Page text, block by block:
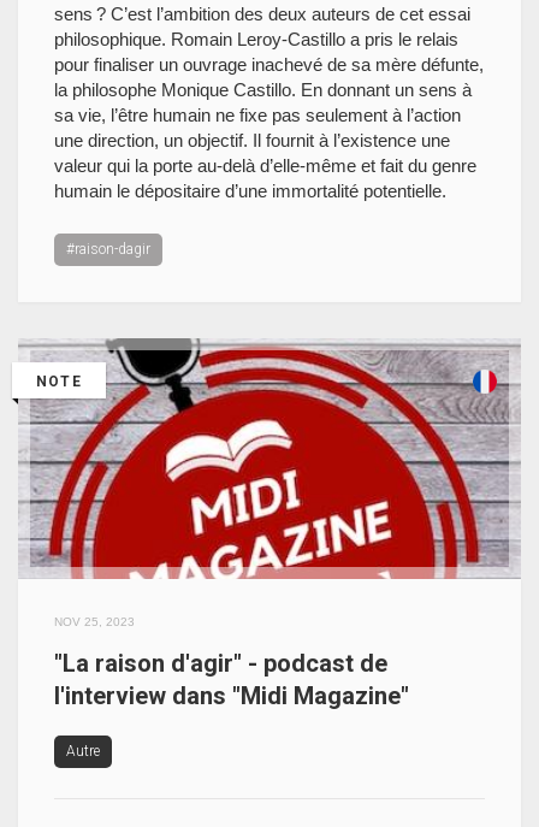
sens ? C’est l’ambition des deux auteurs de cet essai
philosophique. Romain Leroy-Castillo a pris le relais
pour finaliser un ouvrage inachevé de sa mère défunte,
la philosophe Monique Castillo. En donnant un sens à
sa vie, l’être humain ne fixe pas seulement à l’action
une direction, un objectif. Il fournit à l’existence une
valeur qui la porte au-delà d’elle-même et fait du genre
humain le dépositaire d’une immortalité potentielle.
#raison-dagir
NOTE
NOV 25, 2023
"La raison d'agir" - podcast de
l'interview dans "Midi Magazine"
Autre